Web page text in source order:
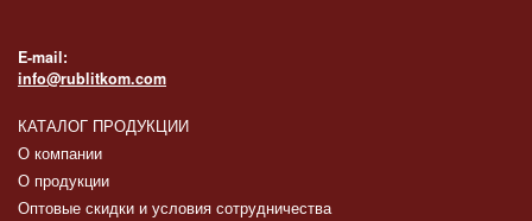
E-mail:
info@rublitkom.com
КАТАЛОГ ПРОДУКЦИИ
О компании
О продукции
Оптовые скидки и условия сотрудничества